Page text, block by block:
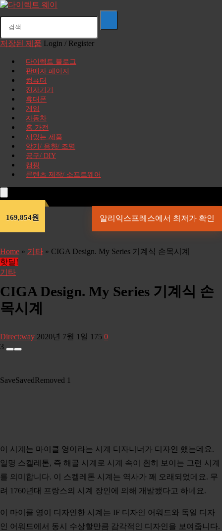
저장된 제품 Login / Register
다이렉트 블로그
판매자 페이지
컴퓨터
전자기기
휴대폰
게임
자동차
홈 가전
재밌는 제품
악기/ 음향/ 조명
공구/ DIY
캠핑
콘텐츠 제작/ 소프트웨어
169,854원 알리익스프레스에서 최저가 확인
Home » 기타 » CIGA Design. My Series 기계식 손목시계
핫딜!
기타
CIGA Design. My Series 기계식 손
목시계
Direct:way 2020년 7월 1일 175 0
3
SaveSavedRemoved 1
이 시계는 마이클 영이라는 시계 디자니너가 디자인 했는데요.
일명 스켈레톤, 즉 해골 시계로 시계 속이 휜히 보이는 그런 시계
를 의미합니다. 이 스켈레톤 시계는 역사가 꽤 오래되었데요. 무
려 1760년대 프랑스의 시계 장인에 의해 개발됐다고 하네요.
이 마이클 영이 디자인한 시계는 IF 디자인 어워드와 독일 디자
인 어워드에서 동시 수상할만큼 감각적인 디자인을 보여줍니다.